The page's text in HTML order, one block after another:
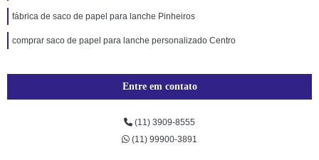
fábrica de saco de papel para lanche Pinheiros
comprar saco de papel para lanche personalizado Centro
Entre em contato
(11) 3909-8555
(11) 99900-3891